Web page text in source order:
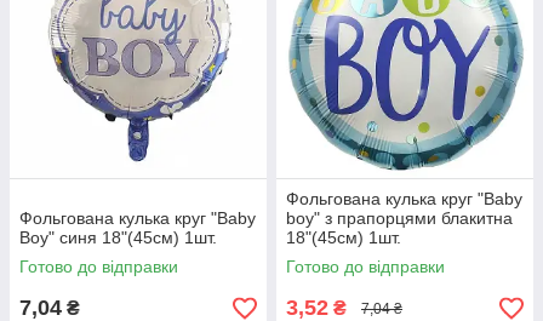
Фольгована кулька круг "Baby
Boy" синя 18"(45см) 1шт.
Готово до відправки
7,04 ₴
Фольгована кулька круг "Baby
boy" з прапорцями блакитна
18"(45см) 1шт.
Готово до відправки
3,52 ₴ 7,04 ₴